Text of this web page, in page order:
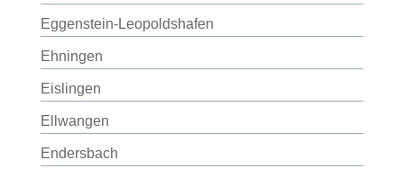
Eggenstein-Leopoldshafen
Ehningen
Eislingen
Ellwangen
Endersbach